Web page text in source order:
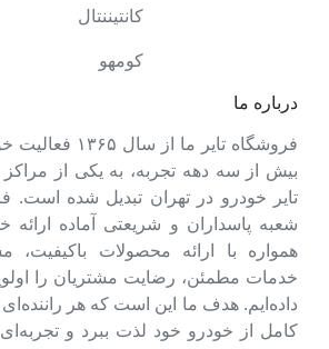
درباره ما
فروشگاه تایر ما
بیش از سه دهه تجربه، به یکی از
تایر خودرو در تهران تبدیل شده است.
شعبه پاسداران و شریعتی آماده
همواره با ارائه محصولات
خدمات مطمئن، رضایت مشتریان را
داده‌ایم. هدف ما این است که هر راننده‌ای
کامل از خودرو خود لذت ببرد و تجربه‌ای
کانتیننتال
کومهو